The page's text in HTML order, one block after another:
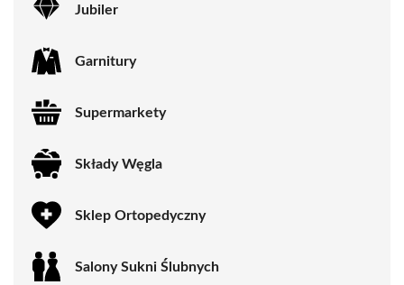
Jubiler
Garnitury
Supermarkety
Składy Węgla
Sklep Ortopedyczny
Salony Sukni Ślubnych